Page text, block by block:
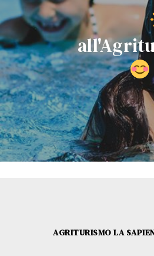
AGRITURISMO LA